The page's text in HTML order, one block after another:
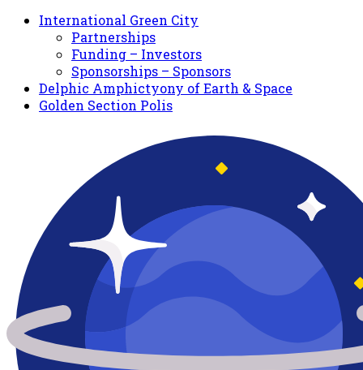
International Green City
Partnerships
Funding – Investors
Sponsorships – Sponsors
Delphic Amphictyony of Earth & Space
Golden Section Polis